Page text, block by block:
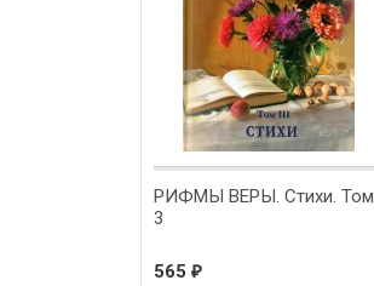
РИФМЫ ВЕРЫ. Стихи. Том
3
565 ₽